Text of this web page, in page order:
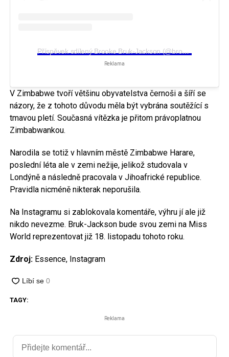
Příspěvek sdílený Brooke Bruk-Jackson (@brooke_brukjackson)
Reklama
V Zimbabwe tvoří většinu obyvatelstva černoši a šíří se
názory, že z tohoto důvodu měla být vybrána soutěžící s
tmavou pletí. Současná vítězka je přitom právoplatnou
Zimbabwankou.
Narodila se totiž v hlavním městě Zimbabwe Harare,
poslední léta ale v zemi nežije, jelikož studovala v
Londýně a následně pracovala v Jihoafrické republice.
Pravidla nicméně nikterak neporušila.
Na Instagramu si zablokovala komentáře, výhru jí ale již
nikdo nevezme. Bruk-Jackson bude svou zemi na Miss
World reprezentovat již 18. listopadu tohoto roku.
Zdroj:Essence, Instagram
TAGY:
Reklama